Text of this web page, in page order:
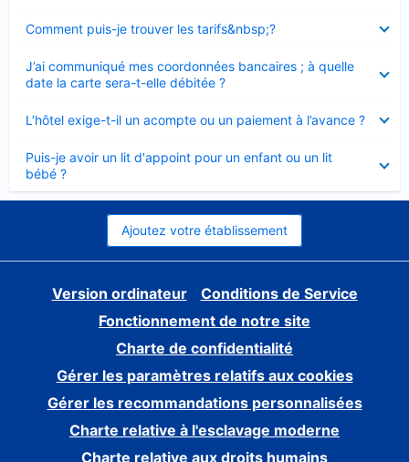
Comment puis-je trouver les tarifs&nbsp;?
fermé
J’ai communiqué mes coordonnées bancaires ; à quelle
date la carte sera-t-elle débitée ?
fermé
L’hôtel exige-t-il un acompte ou un paiement à l’avance ?
fermé
Puis-je avoir un lit d'appoint pour un enfant ou un lit
bébé ?
fermé
Ajoutez votre établissement
Version ordinateur
Conditions de Service
Fonctionnement de notre site
Charte de confidentialité
Gérer les paramètres relatifs aux cookies
Gérer les recommandations personnalisées
Charte relative à l'esclavage moderne
Charte relative aux droits humains